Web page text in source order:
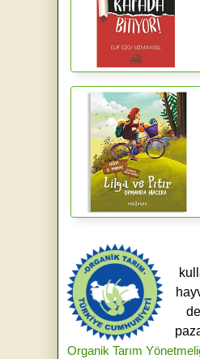
Organik Tarım